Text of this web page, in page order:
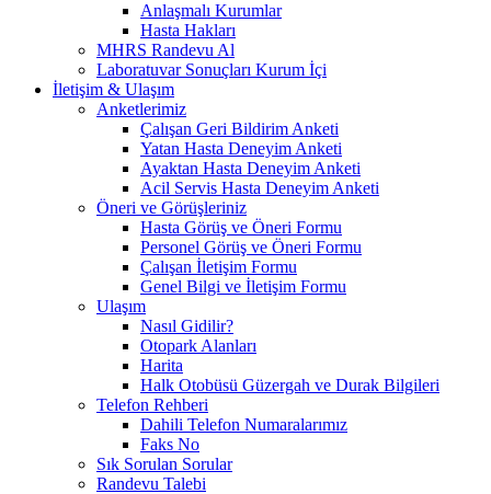
Anlaşmalı Kurumlar
Hasta Hakları
MHRS Randevu Al
Laboratuvar Sonuçları Kurum İçi
İletişim & Ulaşım
Anketlerimiz
Çalışan Geri Bildirim Anketi
Yatan Hasta Deneyim Anketi
Ayaktan Hasta Deneyim Anketi
Acil Servis Hasta Deneyim Anketi
Öneri ve Görüşleriniz
Hasta Görüş ve Öneri Formu
Personel Görüş ve Öneri Formu
Çalışan İletişim Formu
Genel Bilgi ve İletişim Formu
Ulaşım
Nasıl Gidilir?
Otopark Alanları
Harita
Halk Otobüsü Güzergah ve Durak Bilgileri
Telefon Rehberi
Dahili Telefon Numaralarımız
Faks No
Sık Sorulan Sorular
Randevu Talebi